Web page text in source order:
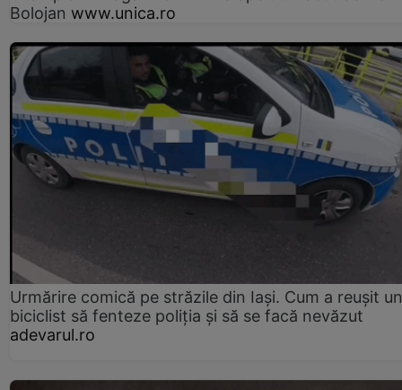
Bolojan www.unica.ro
Urmărire comică pe străzile din Iași. Cum a reușit un
biciclist să fenteze poliția și să se facă nevăzut
adevarul.ro